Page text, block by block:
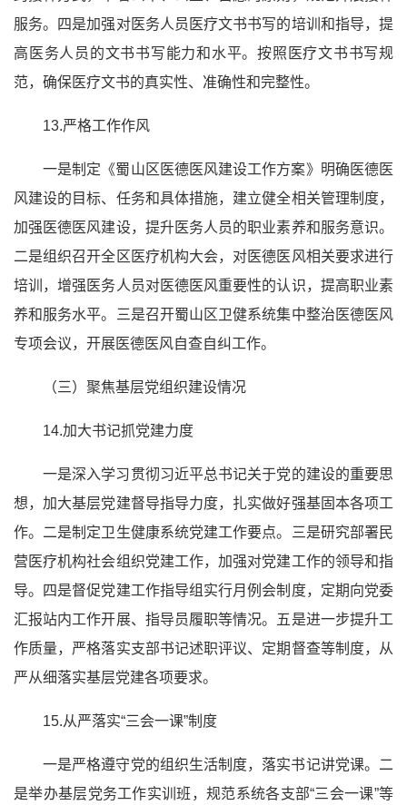
服务。四是加强对医务人员医疗文书书写的培训和指导，提
高医务人员的文书书写能力和水平。按照医疗文书书写规
范，确保医疗文书的真实性、准确性和完整性。
13.严格工作作风
一是制定《蜀山区医德医风建设工作方案》明确医德医
风建设的目标、任务和具体措施，建立健全相关管理制度，
加强医德医风建设，提升医务人员的职业素养和服务意识。
二是组织召开全区医疗机构大会，对医德医风相关要求进行
培训，增强医务人员对医德医风重要性的认识，提高职业素
养和服务水平。三是召开蜀山区卫健系统集中整治医德医风
专项会议，开展医德医风自查自纠工作。
（三）聚焦基层党组织建设情况
14.加大书记抓党建力度
一是深入学习贯彻习近平总书记关于党的建设的重要思
想，加大基层党建督导指导力度，扎实做好强基固本各项工
作。二是制定卫生健康系统党建工作要点。三是研究部署民
营医疗机构社会组织党建工作，加强对党建工作的领导和指
导。四是督促党建工作指导组实行月例会制度，定期向党委
汇报站内工作开展、指导员履职等情况。五是进一步提升工
作质量，严格落实支部书记述职评议、定期督查等制度，从
严从细落实基层党建各项要求。
15.从严落实“三会一课”制度
一是严格遵守党的组织生活制度，落实书记讲党课。二
是举办基层党务工作实训班，规范系统各支部“三会一课”等